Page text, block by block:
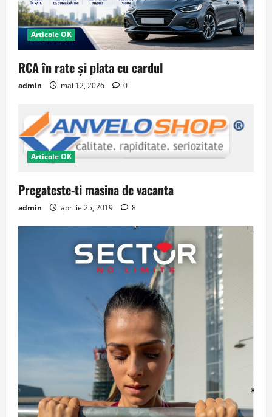
Articole OK
RCA în rate și plata cu cardul
admin mai 12, 2026 0
Articole OK
Pregateste-ti masina de vacanta
admin aprilie 25, 2019 8